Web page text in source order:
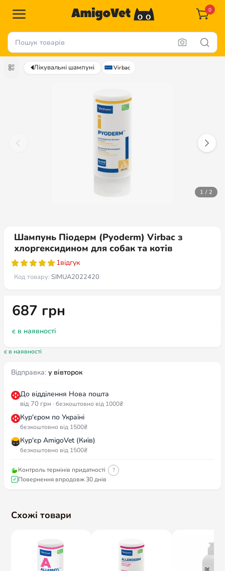
0
Лікувальні шампуні Virbac
1 / 2
Шампунь Піодерм (Pyoderm) Virbac з
хлоргексидином для собак та котів
1відгук
Код товару: SIMUA2022420
687 грн
є в наявності
є в наявності
Відправка: у вівторок
До відділення Нова пошта
від 70 грн · безкоштовно від 1000₴
Кур'єром по Україні
безкоштовно від 1500₴
Кур'єр AmigoVet (Київ)
безкоштовно від 1500₴
Контроль термінів придатності ?
Повернення впродовж 30 днів
Схожі товари